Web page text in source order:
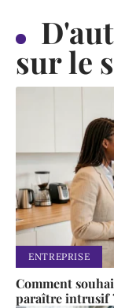
sur le
ENTREPRISE
Comment
paraître intrusif